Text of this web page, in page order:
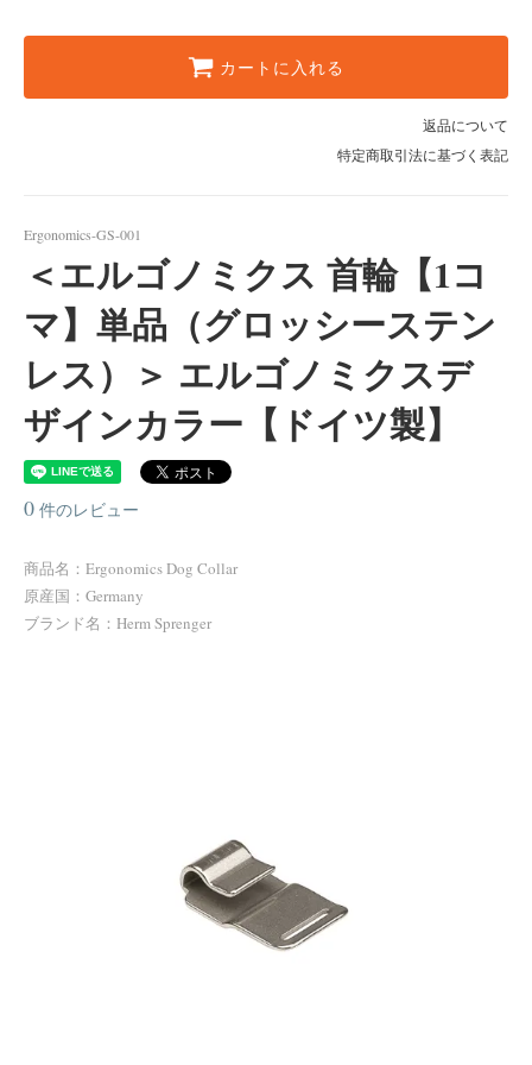
カートに入れる
返品について
特定商取引法に基づく表記
Ergonomics-GS-001
＜エルゴノミクス 首輪【1コ
マ】単品（グロッシーステン
レス）＞ エルゴノミクスデ
ザインカラー【ドイツ製】
0 件のレビュー
商品名：Ergonomics Dog Collar
原産国：Germany
ブランド名：Herm Sprenger